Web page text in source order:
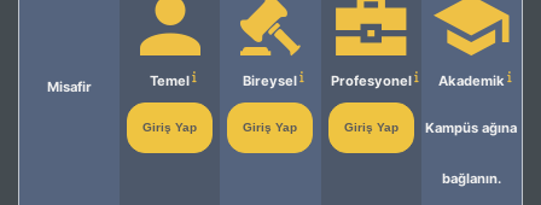
Misafir Temel
Giriş Yap
Bireysel
Giriş Yap
Profesyonel
Giriş Yap
Akademik
Kampüs ağına
bağlanın.